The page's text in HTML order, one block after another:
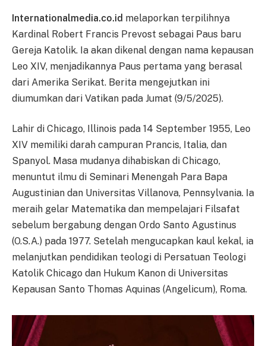
Internationalmedia.co.id melaporkan terpilihnya
Kardinal Robert Francis Prevost sebagai Paus baru
Gereja Katolik. Ia akan dikenal dengan nama kepausan
Leo XIV, menjadikannya Paus pertama yang berasal
dari Amerika Serikat. Berita mengejutkan ini
diumumkan dari Vatikan pada Jumat (9/5/2025).
Lahir di Chicago, Illinois pada 14 September 1955, Leo
XIV memiliki darah campuran Prancis, Italia, dan
Spanyol. Masa mudanya dihabiskan di Chicago,
menuntut ilmu di Seminari Menengah Para Bapa
Augustinian dan Universitas Villanova, Pennsylvania. Ia
meraih gelar Matematika dan mempelajari Filsafat
sebelum bergabung dengan Ordo Santo Agustinus
(O.S.A.) pada 1977. Setelah mengucapkan kaul kekal, ia
melanjutkan pendidikan teologi di Persatuan Teologi
Katolik Chicago dan Hukum Kanon di Universitas
Kepausan Santo Thomas Aquinas (Angelicum), Roma.